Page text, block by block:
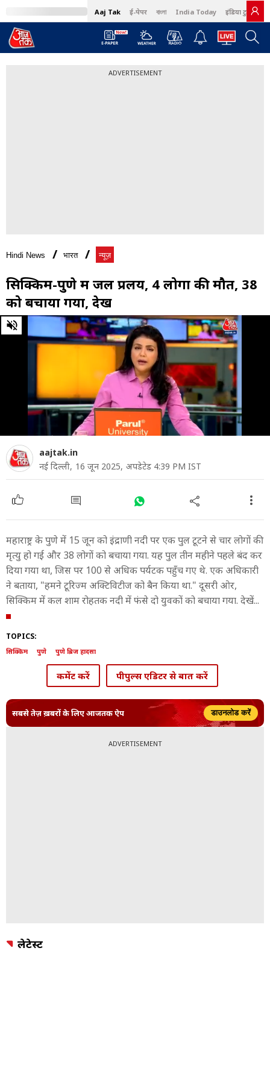
Aaj Tak ई-पेपर বাংলা India Today इंडिया टुडे हिंदी
ADVERTISEMENT
Hindi News भारत न्यूज़
सिक्किम-पुणे में जल प्रलय, 4 लोगों की मौत, 38
को बचाया गया, देखें
0
of
aajtak.in
नई दिल्ली, 16 जून 2025, अपडेटेड 4:39 PM IST
महाराष्ट्र के पुणे में 15 जून को इंद्राणी नदी पर एक पुल टूटने से चार लोगों की
मृत्यु हो गई और 38 लोगों को बचाया गया. यह पुल तीन महीने पहले बंद कर
दिया गया था, जिस पर 100 से अधिक पर्यटक पहुँच गए थे. एक अधिकारी
ने बताया, "हमने टूरिज्म अक्टिविटीज को बैन किया था." दूसरी ओर,
सिक्किम में कल शाम रोहतक नदी में फंसे दो युवकों को बचाया गया. देखें...
TOPICS:
सिक्किम पुणे पुणे ब्रिज हादसा
कमेंट करें पीपुल्स एडिटर से बात करें
सबसे तेज़ ख़बरों के लिए आजतक ऐप डाउनलोड करें
ADVERTISEMENT
लेटेस्ट